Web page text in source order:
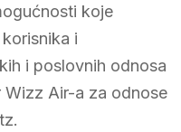
koje
i
i poslovnih odnosa
Wizz Air-a za odnose